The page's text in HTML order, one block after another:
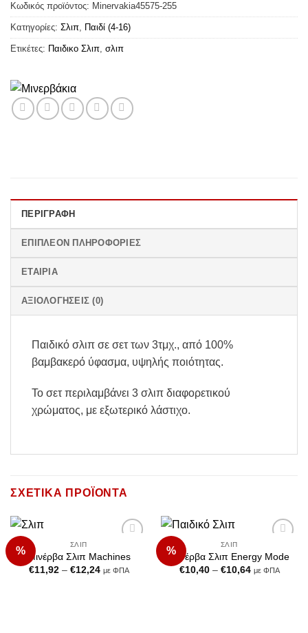
Κωδικός προϊόντος: Minervakia45575-255
Κατηγορίες: Σλιπ, Παιδί (4-16)
Ετικέτες: Παιδικο Σλιπ, σλιπ
ΠΕΡΙΓΡΑΦΉ
ΕΠΙΠΛΈΟΝ ΠΛΗΡΟΦΟΡΊΕΣ
ΕΤΑΙΡΊΑ
ΑΞΙΟΛΟΓΉΣΕΙΣ (0)
Παιδικό σλιπ σε σετ των 3τμχ., από 100%
βαμβακερό ύφασμα, υψηλής ποιότητας.
Το σετ περιλαμβάνει 3 σλιπ διαφορετικού
χρώματος, με εξωτερικό λάστιχο.
ΣΧΕΤΙΚΆ ΠΡΟΪΌΝΤΑ
%
Wishlist
ΣΛΙΠ
Μινέρβα Σλιπ Machines
€11,92 – €12,24Price
range:
με ΦΠΑ
%
Wishlist
ΣΛΙΠ
Μινέρβα Σλιπ Energy Mode
€10,40 – €10,64Price
range:
με ΦΠΑ